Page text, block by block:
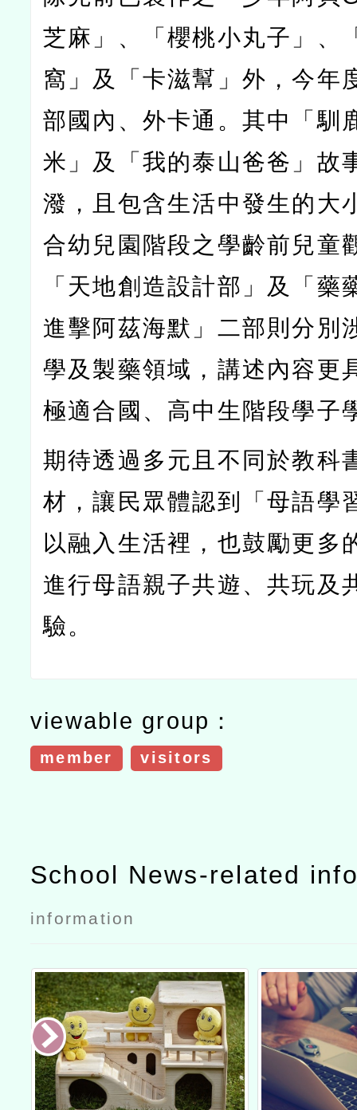
芝麻」、「櫻桃小丸子」、
窩」及「卡滋幫」外，今年
部國內、外卡通。其中「馴
米」及「我的泰山爸爸」故
潑，且包含生活中發生的大
合幼兒園階段之學齡前兒童
「天地創造設計部」及「
進擊阿茲海默」二部則分別
學及製藥領域，講述內容更
極適合國、高中生階段學子
期待透過多元且不同於教科
材，讓民眾體認到「母語學
以融入生活裡，也鼓勵更多
進行母語親子共遊、共玩及
驗。
viewable group：
member visitors
School News-related
information